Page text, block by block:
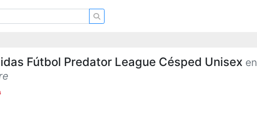
Fútbol Predator League Césped Unisex en